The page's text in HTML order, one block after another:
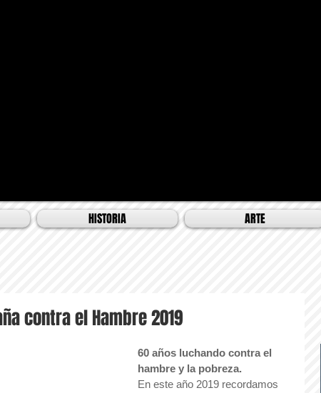
HISTORIA ARTE
contra el Hambre 2019
60 años luchando contra el
hambre y la pobreza.
En este año 2019 recordamos